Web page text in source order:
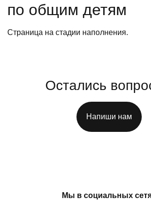
Живу ради детей
Неудовлетворенность
Патологическая ревность
Посттравматический стресс
Потеря смысла жизни
Расстройство пищевого поведения
Синдром самозванца
по общим детям
Страница на стадии наполнения.
Остались
Напиши нам
Мы в социальных
*
Закрыть